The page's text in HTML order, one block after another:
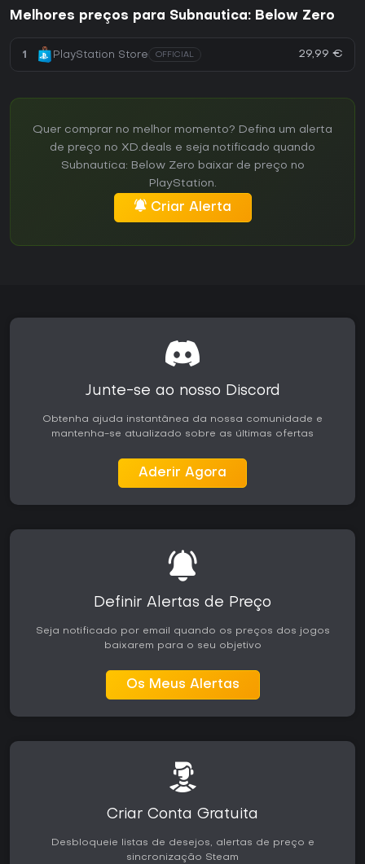
Melhores preços para Subnautica: Below Zero
1 PlayStation Store OFFICIAL 29,99 €
Quer comprar no melhor momento? Defina um alerta
de preço no XD.deals e seja notificado quando
Subnautica: Below Zero baixar de preço no
PlayStation.
Criar Alerta
Junte-se ao nosso Discord
Obtenha ajuda instantânea da nossa comunidade e
mantenha-se atualizado sobre as últimas ofertas
Aderir Agora
Definir Alertas de Preço
Seja notificado por email quando os preços dos jogos
baixarem para o seu objetivo
Os Meus Alertas
Criar Conta Gratuita
Desbloqueie listas de desejos, alertas de preço e
sincronização Steam